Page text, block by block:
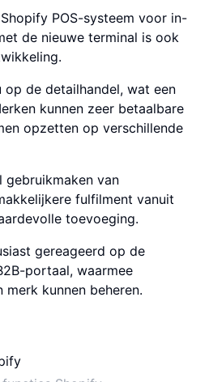
POS-systeem voor in-
de nieuwe terminal is ook
de detailhandel, wat een
kunnen zeer betaalbare
opzetten op verschillende
gebruikmaken van
fulfilment vanuit
toevoeging.
gereageerd op de
portaal, waarmee
merk kunnen beheren.